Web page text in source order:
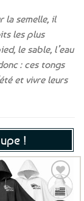
la semelle, il
les plus
le sable, l’eau
: ces tongs
et vivre leurs
!